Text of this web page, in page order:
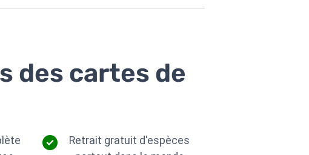
des cartes de
Retrait gratuit d'espèces